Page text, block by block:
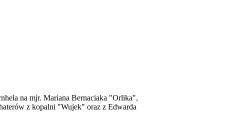
na mjr. Mariana Bernaciaka "Orlika",
z kopalni "Wujek" oraz z Edwarda